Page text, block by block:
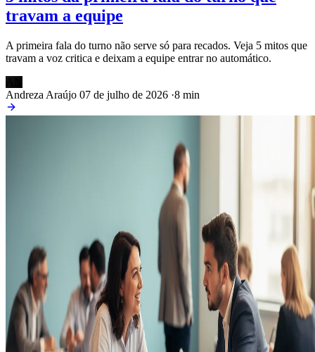
travam a equipe
A primeira fala do turno não serve só para recados. Veja 5 mitos que
travam a voz critica e deixam a equipe entrar no automático.
Andreza Araújo 07 de julho de 2026 ·8 min